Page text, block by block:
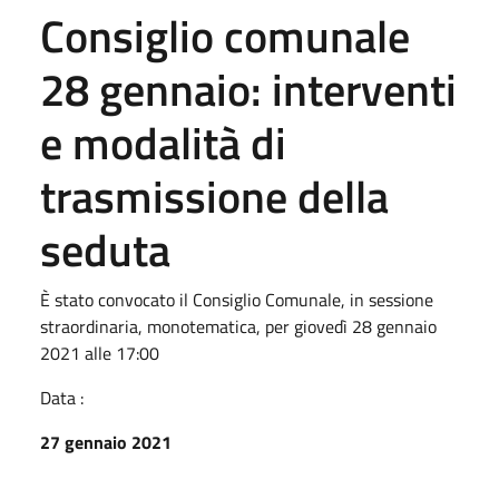
Consiglio comunale
28 gennaio: interventi
e modalità di
trasmissione della
seduta
È stato convocato il Consiglio Comunale, in sessione
straordinaria, monotematica, per giovedì 28 gennaio
2021 alle 17:00
Data :
27 gennaio 2021